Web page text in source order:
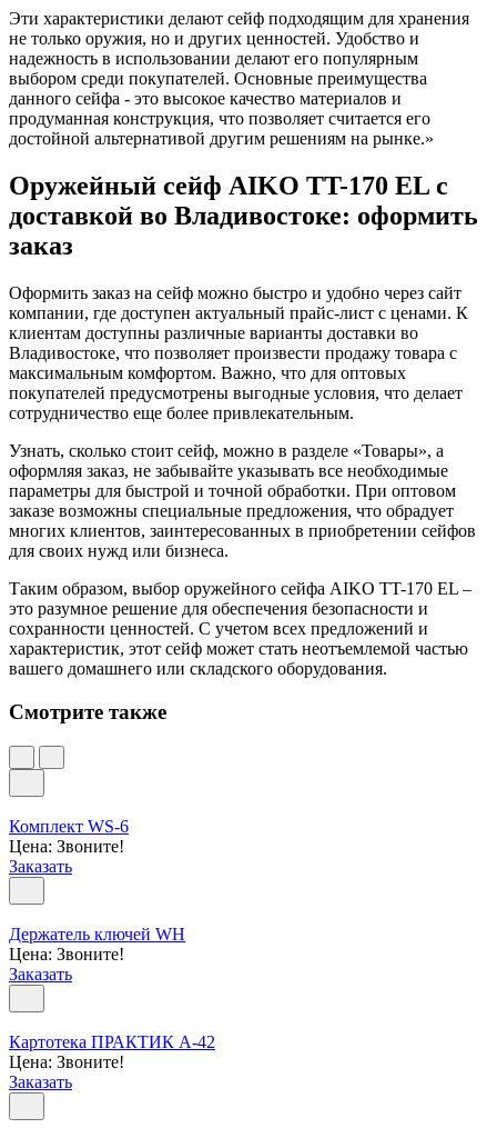
Эти характеристики делают сейф подходящим для хранения
не только оружия, но и других ценностей. Удобство и
надежность в использовании делают его популярным
выбором среди покупателей. Основные преимущества
данного сейфа - это высокое качество материалов и
продуманная конструкция, что позволяет считается его
достойной альтернативой другим решениям на рынке.»
Оружейный сейф AIKO TT-170 EL с
доставкой во Владивостоке: оформить
заказ
Оформить заказ на сейф можно быстро и удобно через сайт
компании, где доступен актуальный прайс-лист с ценами. К
клиентам доступны различные варианты доставки во
Владивостоке, что позволяет произвести продажу товара с
максимальным комфортом. Важно, что для оптовых
покупателей предусмотрены выгодные условия, что делает
сотрудничество еще более привлекательным.
Узнать, сколько стоит сейф, можно в разделе «Товары», а
оформляя заказ, не забывайте указывать все необходимые
параметры для быстрой и точной обработки. При оптовом
заказе возможны специальные предложения, что обрадует
многих клиентов, заинтересованных в приобретении сейфов
для своих нужд или бизнеса.
Таким образом, выбор оружейного сейфа AIKO TT-170 EL –
это разумное решение для обеспечения безопасности и
сохранности ценностей. С учетом всех предложений и
характеристик, этот сейф может стать неотъемлемой частью
вашего домашнего или складского оборудования.
Смотрите также
Комплект WS-6
Цена: Звоните!
Заказать
Держатель ключей WH
Цена: Звоните!
Заказать
Картотека ПРАКТИК А-42
Цена: Звоните!
Заказать